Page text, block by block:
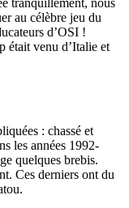
au célèbre jeu du
d’OSI !
était venu d’Italie et
: chassé et
les années 1992-
quelques brebis.
Ces derniers ont du